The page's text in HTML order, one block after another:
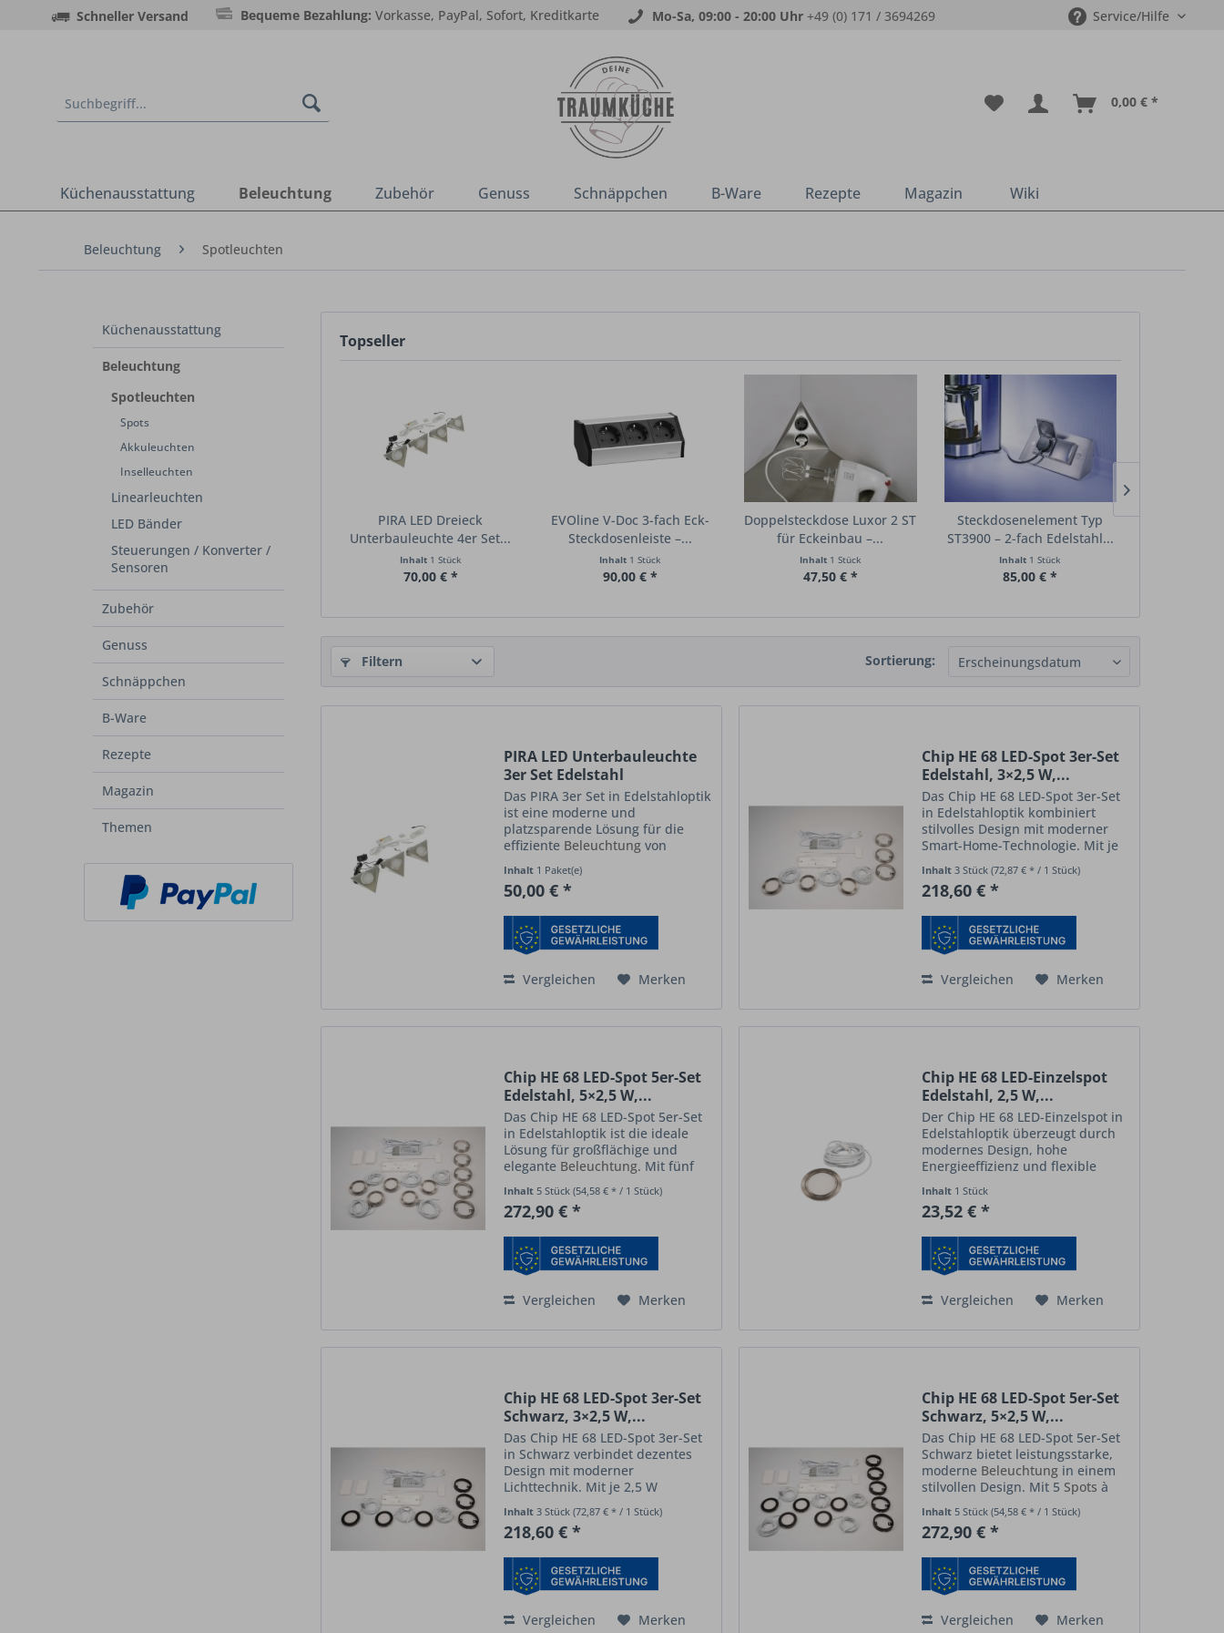
Schneller Versand Bequeme Bezahlung: Vorkasse, PayPal, Sofort, Kreditkarte Mo-Sa, 09:00 - 20:00 Uhr +49 (0) 171 / 3694269 Service/Hilfe
0,00 € *
Küchenausstattung Beleuchtung Zubehör Genuss Schnäppchen B-Ware Rezepte Magazin Wiki
Beleuchtung Spotleuchten
Küchenausstattung
Beleuchtung
Spotleuchten
Spots
Akkuleuchten
Inselleuchten
Linearleuchten
LED Bänder
Steuerungen / Konverter /
Sensoren
Zubehör
Genuss
Schnäppchen
B-Ware
Rezepte
Magazin
Themen
Topseller
PIRA LED Dreieck
Unterbauleuchte 4er Set...
Inhalt 1 Stück
70,00 € *
EVOline V-Doc 3-fach Eck-
Steckdosenleiste –...
Inhalt 1 Stück
90,00 € *
Doppelsteckdose Luxor 2 ST
für Eckeinbau –...
Inhalt 1 Stück
47,50 € *
Steckdosenelement Typ
ST3900 – 2-fach Edelstahl...
Inhalt 1 Stück
85,00 € *
Filtern Sortierung:
PIRA LED Unterbauleuchte
3er Set Edelstahl
Das PIRA 3er Set in Edelstahloptik
ist eine moderne und
platzsparende Lösung für die
effiziente Beleuchtung von
Möbeln . Die dreieckige Form der
LED-Unterbauleuchten sorgt für
und...
Inhalt 1 Paket(e)
50,00 € *
Vergleichen Merken
Chip HE 68 LED-Spot 3er-Set
Edelstahl, 3×2,5 W,...
Das Chip HE 68 LED-Spot 3er-Set
in Edelstahloptik kombiniert
stilvolles Design mit moderner
Smart-Home-Technologie. Mit je
überzeugen die Leuchten durch
hohe Effizienz und brillantes,
Inhalt3 Stück(72,87 € * / 1 Stück)
218,60 € *
Vergleichen Merken
Chip HE 68 LED-Spot 5er-Set
Edelstahl, 5×2,5 W,...
Das Chip HE 68 LED-Spot 5er-Set
in Edelstahloptik ist die ideale
Lösung für großflächige und
elegante Beleuchtung. Mit fünf
Lichtausbeute, flexible Steuerung
und modernes Design in einem.
Inhalt 5 Stück(54,58 € * / 1 Stück)
272,90 € *
Vergleichen Merken
Chip HE 68 LED-Einzelspot
Edelstahl, 2,5 W,...
Der Chip HE 68 LED-Einzelspot in
Edelstahloptik überzeugt durch
modernes Design, hohe
Energieeffizienz und flexible
2,5 W Leistungsaufnahme ist er
sparsam, liefert aber trotzdem
Inhalt 1 Stück
23,52 € *
Vergleichen Merken
Chip HE 68 LED-Spot 3er-Set
Schwarz, 3×2,5 W,...
Das Chip HE 68 LED-Spot 3er-Set
in Schwarz verbindet dezentes
Design mit moderner
Lichttechnik. Mit je 2,5 W
innovativen Emotion-Technologie
schaffen Sie flexibel
Warmweiß (2700 K)...
Inhalt 3 Stück(72,87 € * / 1 Stück)
218,60 € *
Vergleichen Merken
Chip HE 68 LED-Spot 5er-Set
Schwarz, 5×2,5 W,...
Das Chip HE 68 LED-Spot 5er-Set
Schwarz bietet leistungsstarke,
moderne Beleuchtung in einem
stilvollen Design. Mit 5 Spots à
Emotion-Technologie genießen
Sie volle Flexibilität in Lichtfarbe
Inhalt 5 Stück(54,58 € * / 1 Stück)
272,90 € *
Vergleichen Merken